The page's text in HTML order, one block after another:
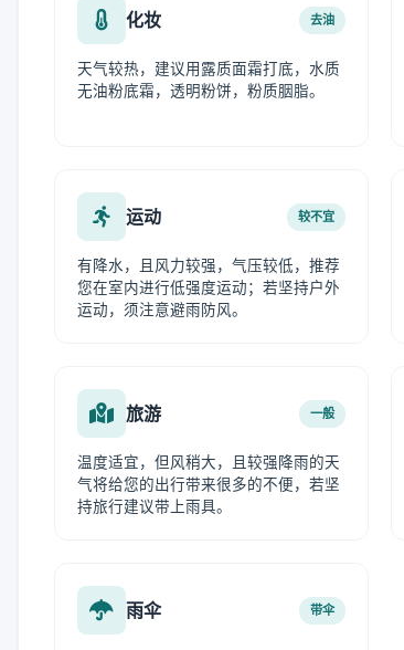
化妆 去油
天气较热，建议用露质面霜打底，水质
无油粉底霜，透明粉饼，粉质胭脂。
运动 较不宜
有降水，且风力较强，气压较低，推荐
您在室内进行低强度运动；若坚持户外
运动，须注意避雨防风。
旅游 一般
温度适宜，但风稍大，且较强降雨的天
气将给您的出行带来很多的不便，若坚
持旅行建议带上雨具。
雨伞 带伞